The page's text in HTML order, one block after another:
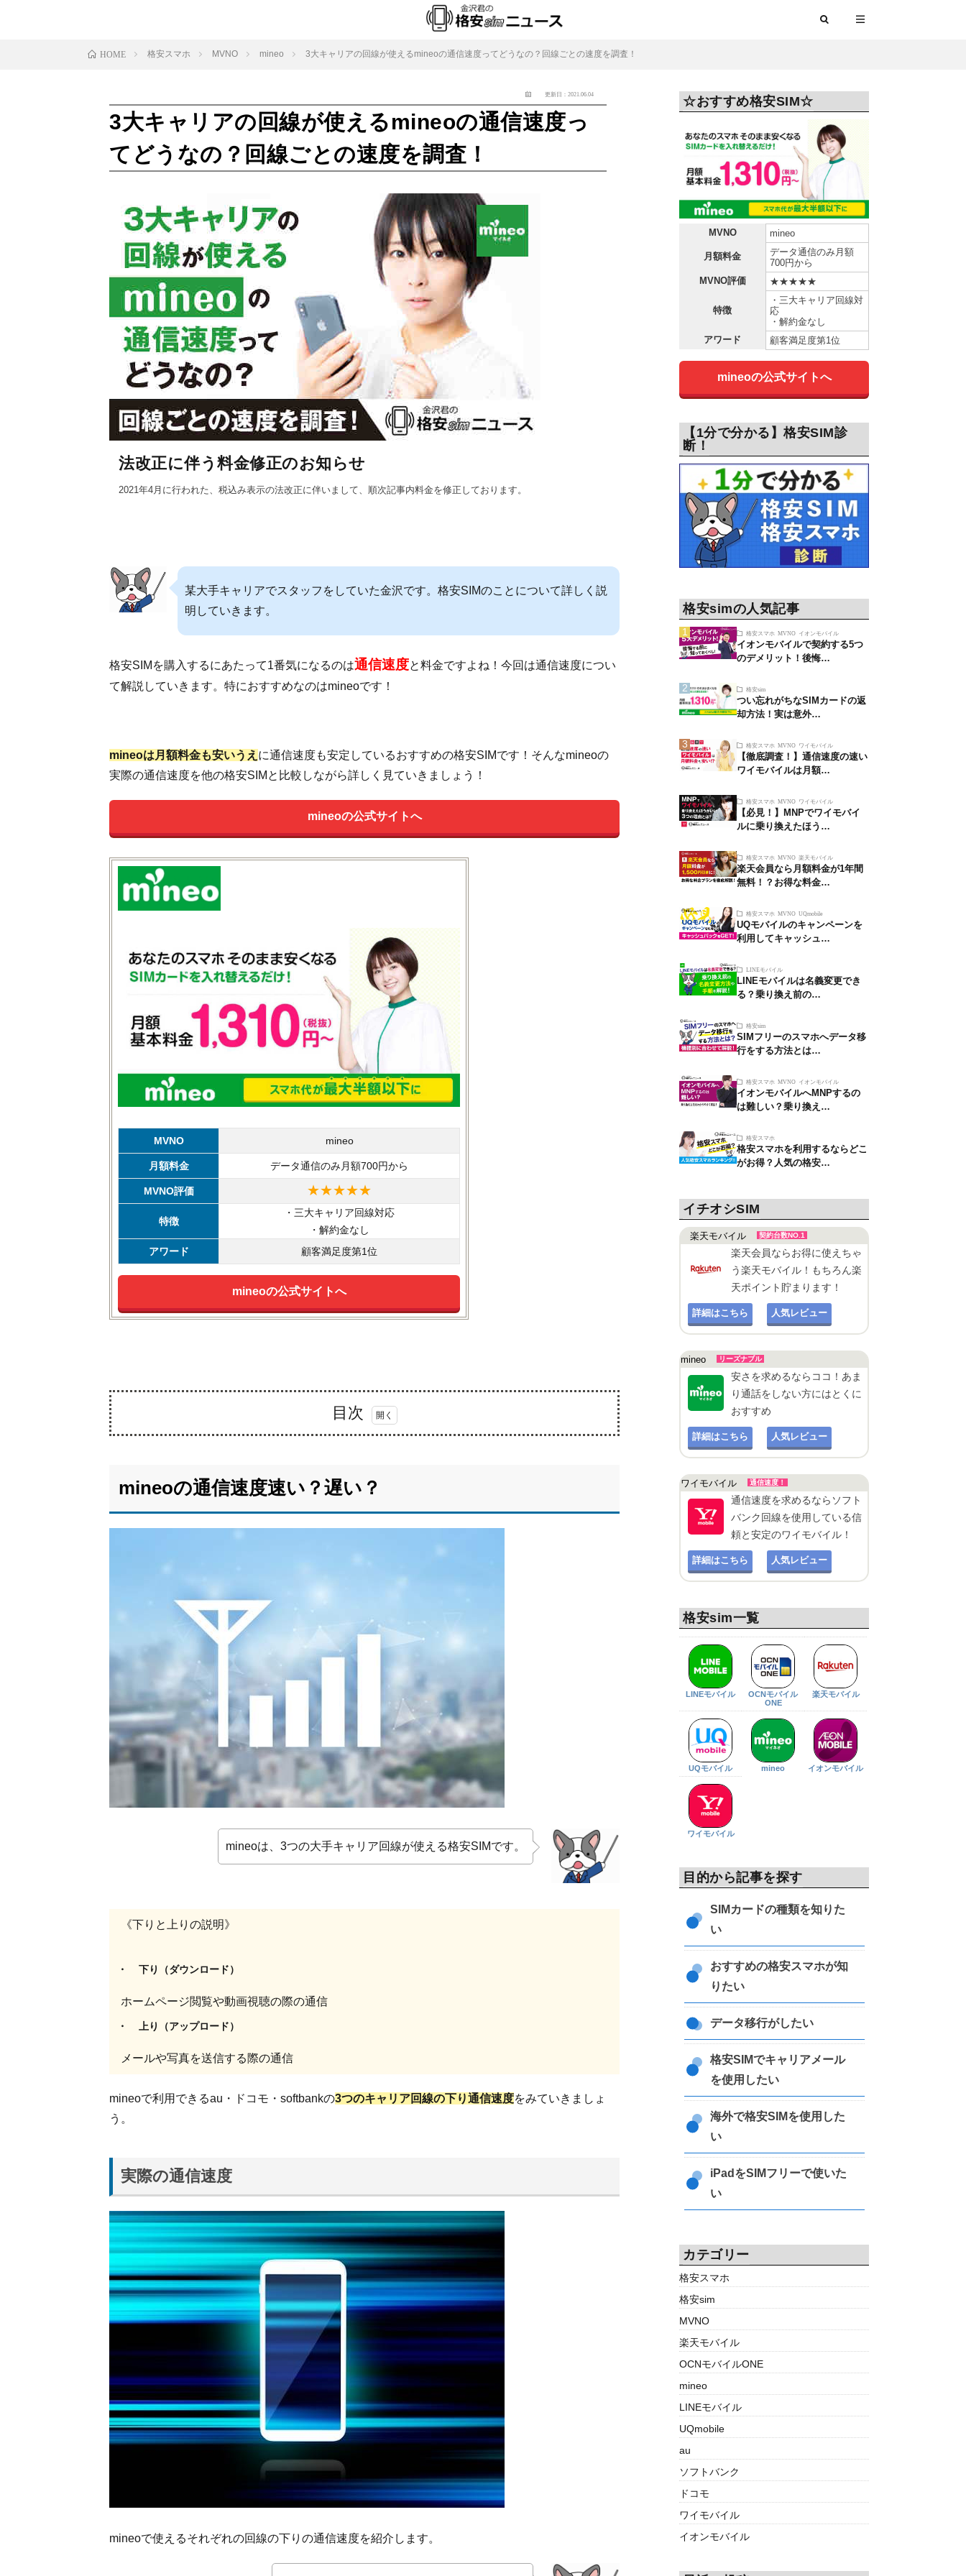
HOME 格安スマホ MVNO mineo 3大キャリアの回線が使えるmineoの通信速度ってどうなの？回線ごとの速度を調査！
更新日：2021.06.04
3大キャリアの回線が使えるmineoの通信速度っ
てどうなの？回線ごとの速度を調査！
法改正に伴う料金修正のお知らせ
2021年4月に行われた、税込み表示の法改正に伴いまして、順次記事内料金を修正しております。
某大手キャリアでスタッフをしていた金沢です。格安SIMのことについて詳しく説
明していきます。
格安SIMを購入するにあたって1番気になるのは通信速度と料金ですよね！今回は通信速度につい
て解説していきます。特におすすめなのはmineoです！
mineoは月額料金も安いうえ に通信速度も安定しているおすすめの格安SIMです！そんなmineoの
実際の通信速度を他の格安SIMと比較しながら詳しく見ていきましょう！
mineoの公式サイトへ
MVNO mineo
月額料金 データ通信のみ月額700円から
MVNO評価 ★★★★★
特徴
・三大キャリア回線対応
・解約金なし
アワード
顧客満足度第1位
mineoの公式サイトへ
目次
信速
ン(au
回線)の
速度
Dプラ
ン(ドコ
1.2.
って
人の
声か
ら調
の速度
の速度
が遅い
と感じ
ている
人の声
1.2.3.
口コミ
速度に
ついて
は賛否
両論！
2.
度を
する
mineoの通信速度速い？遅い？
mineoは、3つの大手キャリア回線が使える格安SIMです。
《下りと上りの説明》
下り（ダウンロード）
ホームページ閲覧や動画視聴の際の通信
上り（アップロード）
メールや写真を送信する際の通信
mineoで利用できるau・ドコモ・softbankの3つのキャリア回線の下り通信速度をみていきましょ
う。
実際の通信速度
mineoで使えるそれぞれの回線の下りの通信速度を紹介します。
☆おすすめ格安SIM☆
MVNO mineo
月額料金
データ通信のみ月額
700円から
MVNO評価
★★★★★
特徴
・三大キャリア回線対
応
・解約金なし
アワード
顧客満足度第1位
mineoの公式サイトへ
【1分で分かる】格安SIM診
断！
格安simの人気記事
格安スマホ MVNO イオンモバイル
イオンモバイルで契約する5つ
のデメリット！後悔…
格安sim
つい忘れがちなSIMカードの返
却方法！実は意外…
格安スマホ MVNO ワイモバイル
【徹底調査！】通信速度の速い
ワイモバイルは月額…
格安スマホ MVNO ワイモバイル
【必見！】MNPでワイモバイ
ルに乗り換えたほう…
格安スマホ MVNO 楽天モバイル
楽天会員なら月額料金が1年間
無料！？お得な料金…
格安スマホ MVNO UQmobile
UQモバイルのキャンペーンを
利用してキャッシュ…
LINEモバイル
LINEモバイルは名義変更でき
る？乗り換え前の…
格安sim
SIMフリーのスマホへデータ移
行をする方法とは…
格安スマホ MVNO イオンモバイル
イオンモバイルへMNPするの
は難しい？乗り換え…
格安スマホ
格安スマホを利用するならどこ
がお得？人気の格安…
イチオシSIM
楽天モバイル 契約台数NO.1
楽天会員ならお得に使えちゃ
う楽天モバイル！もちろん楽
天ポイント貯まります！
詳細はこちら 人気レビュー
mineo リーズナブル
安さを求めるならココ！あま
り通話をしない方にはとくに
おすすめ
詳細はこちら 人気レビュー
ワイモバイル 通信速度！
通信速度を求めるならソフト
バンク回線を使用している信
頼と安定のワイモバイル！
詳細はこちら 人気レビュー
格安sim一覧
LINEモバイル
OCNモバイル
ONE
楽天モバイル
UQモバイル mineo イオンモバイル
ワイモバイル
目的から記事を探す
SIMカードの種類を知りた
い
おすすめの格安スマホが知
りたい
データ移行がしたい
格安SIMでキャリアメール
を使用したい
海外で格安SIMを使用した
い
iPadをSIMフリーで使いた
い
カテゴリー
格安スマホ
格安sim
MVNO
楽天モバイル
OCNモバイルONE
mineo
LINEモバイル
UQmobile
au
ソフトバンク
ドコモ
ワイモバイル
イオンモバイル